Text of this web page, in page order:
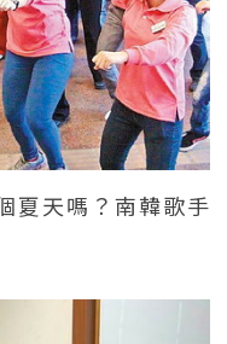
夏天嗎？南韓歌手